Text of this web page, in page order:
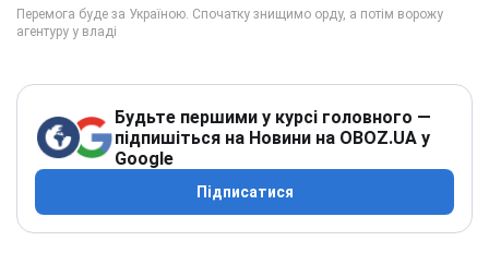
Будьте першими у курсі головного —
підпишіться на Новини на OBOZ.UA у
Google
Підписатися